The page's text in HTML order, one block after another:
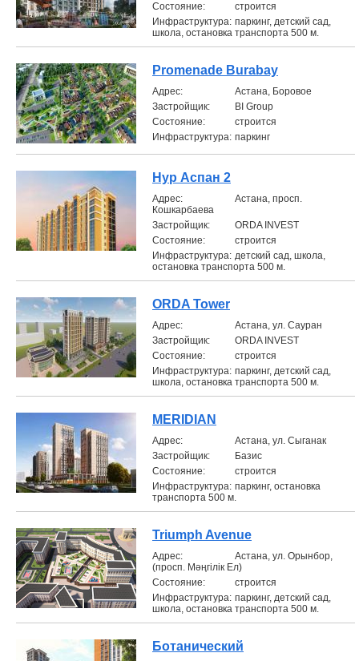
Состояние:
строится
Инфраструктура: паркинг, детский сад,
школа, остановка транспорта 500 м.
Promenade Burabay
Aдрес:
Астана, Боровое
Застройщик:
BI Group
Состояние:
строится
Инфраструктура: паркинг
Нур Аспан 2
Aдрес:
Астана, просп.
Кошкарбаева
Застройщик:
ORDA INVEST
Состояние:
строится
Инфраструктура: детский сад, школа,
остановка транспорта 500 м.
ORDA Tower
Aдрес:
Астана, ул. Сауран
Застройщик:
ORDA INVEST
Состояние:
строится
Инфраструктура: паркинг, детский сад,
школа, остановка транспорта 500 м.
MERIDIAN
Aдрес:
Астана, ул. Сыганак
Застройщик:
Базис
Состояние:
строится
Инфраструктура: паркинг, остановка
транспорта 500 м.
Triumph Avenue
Aдрес:
Астана, ул. Орынбор,
(просп. Мәңгілік Ел)
Состояние:
строится
Инфраструктура: паркинг, детский сад,
школа, остановка транспорта 500 м.
Ботанический